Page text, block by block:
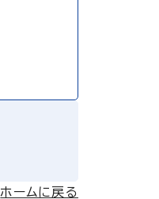
ホームに戻る